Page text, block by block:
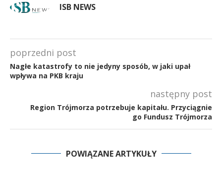
ISB NEWS
poprzedni post
Nagłe katastrofy to nie jedyny sposób, w jaki upał
wpływa na PKB kraju
następny post
Region Trójmorza potrzebuje kapitału. Przyciągnie
go Fundusz Trójmorza
POWIĄZANE ARTYKUŁY